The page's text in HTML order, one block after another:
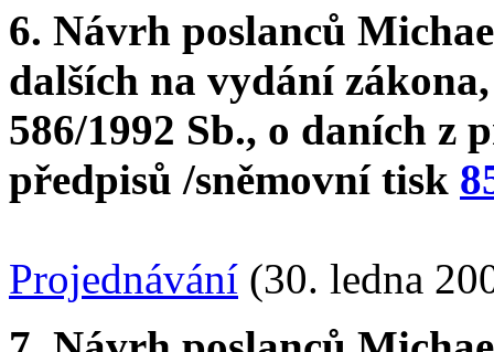
6. Návrh poslanců
dalších na vydání
586/1992 Sb., o daních z
předpisů /sněmovní tisk
Projednávání (30. ledna